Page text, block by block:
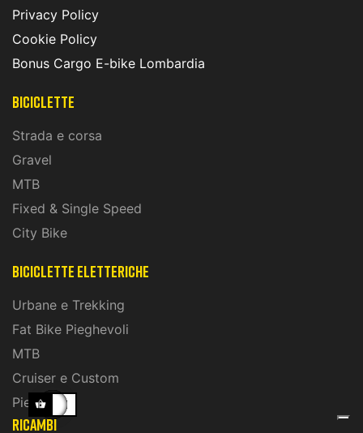
Privacy Policy
Cookie Policy
Bonus Cargo E-bike Lombardia
Biciclette
Strada e corsa
Gravel
MTB
Fixed & Single Speed
City Bike
biciclette eletteriche
Urbane e Trekking
Fat Bike Pieghevoli
MTB
Cruiser e Custom
Pieghevoli
ricambi